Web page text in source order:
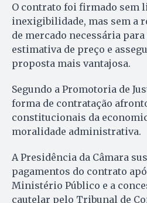
O contrato foi firmado sem
inexigibilidade, mas sem a
de mercado necessária
estimativa de preço e
proposta mais vantajosa.
Segundo a Promotoria de
forma de contratação
constitucionais da
moralidade administrativa.
A Presidência da Câmara
pagamentos do contrato
Ministério Público e a
cautelar pelo Tribunal de